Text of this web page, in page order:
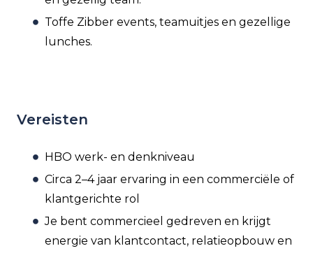
Toffe Zibber events, teamuitjes en gezellige
lunches.
Vereisten
HBO werk- en denkniveau
Circa 2–4 jaar ervaring in een commerciële of
klantgerichte rol
Je bent commercieel gedreven en krijgt
energie van klantcontact, relatieopbouw en